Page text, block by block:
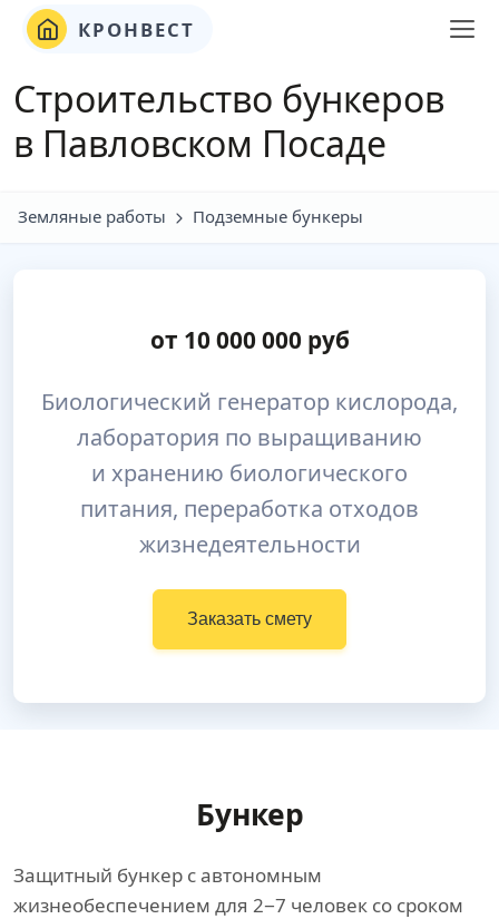
КРОНВЕСТ
Строительство бункеров
в Павловском Посаде
Земляные работы Подземные бункеры
от 10 000 000руб
Биологический генератор кислорода,
лаборатория по выращиванию
и хранению биологического
питания, переработка отходов
жизнедеятельности
Заказать смету
Бункер
Защитный бункер с автономным
жизнеобеспечением для 2−7 человек со сроком